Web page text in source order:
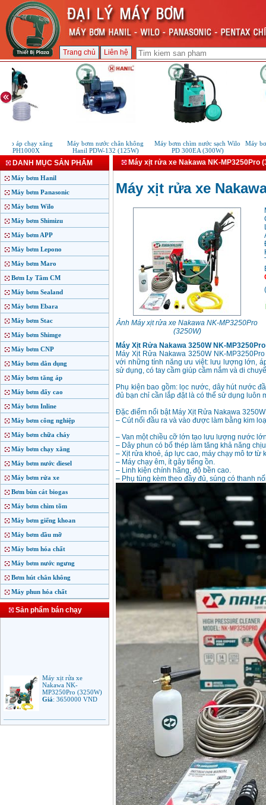
Trang chủ Liên hệ
áp chạy xăng
Máy bơm nước chân không
Hanil PDW-132 (125W)
Máy bơm chìm nước sạch Wilo
PD 300EA (300W)
Máy bơm
DANH MỤC SẢN PHẨM
Máy bơm Hanil
Máy bơm Panasonic
Máy bơm Wilo
Máy bơm Shimizu
Máy bơm APP
Máy bơm Lepono
Máy bơm Maro
Bơm Ly Tâm CM
Máy bơm Sealand
Máy bơm Ebara
Máy bơm Stac
Máy bơm Shimge
Máy bơm CNP
Máy bơm dân dụng
Máy bơm tăng áp
Máy bơm đẩy cao
Máy bơm Inline
Máy bơm công nghiệp
Máy bơm chữa cháy
Máy bơm chạy xăng
Máy bơm nước diesel
Máy bơm rửa xe
Bơm bùn cát biogas
Máy bơm chìm tõm
Máy bơm giếng khoan
Máy bơm dầu mỡ
Máy bơm hóa chất
Máy bơm nước ngưng
Bơm hút chân không
Máy phun hóa chất
Sản phẩm bán chạy
Nakawa NK-
MP3250Pro (3250W)
Giá:3650000VND
Máy phun rửa áp lực
cao Makita HW102
Máy xịt rửa xe Nakawa NK-MP3250Pro
Máy xịt rửa xe
Ảnh Máy xịt rửa xe Nakawa NK-MP3250Pro
(3250W)
(
Máy Xịt Rửa Nakawa 3250W NK-MP3250Pro
Máy Xịt Rửa Nakawa 3250W NK-
với những tính năng ưu việt: lưu lượng lớn,
sử dụng, có tay cầm giúp cầm nắm và di
Phụ kiện bao gồm: lọc nước, dây hút nước
đủ bạn chỉ cần lắp đặt là có thể sử dụng luôn
Đặc điểm nổi bật Máy Xịt Rửa Nakawa
– Cút nối đầu ra và vào được làm bằng kim
– Van một chiều cỡ lớn tạo lưu lượng nước
– Dây phun có bố thép làm tăng khả năng
– Xịt rửa khoẻ, áp lực cao, máy chạy mô tơ từ
– Máy chạy êm, ít gây tiếng ồn.
– Linh kiện chính hãng, độ bền cao.
– Phụ tùng kèm theo đầy đủ, súng có thanh